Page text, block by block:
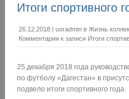
Итоги спортивного
26.12.2018 | uoradmin в Жизнь
Комментарии к записи Итоги
25 декабря 2018 года
по футболу «Дагестан» в
подвело итоги спортивного года.